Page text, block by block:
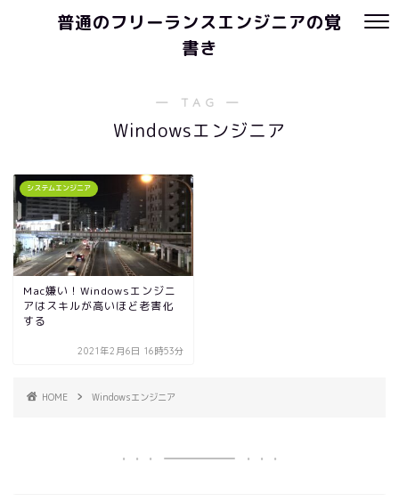
普通のフリーランスエンジニアの覚
書き
― TAG ―
Windowsエンジニア
システムエンジニア
Mac嫌い！Windowsエンジニ
アはスキルが高いほど老害化
する
2021年2月6日 16時53分
HOME Windowsエンジニア